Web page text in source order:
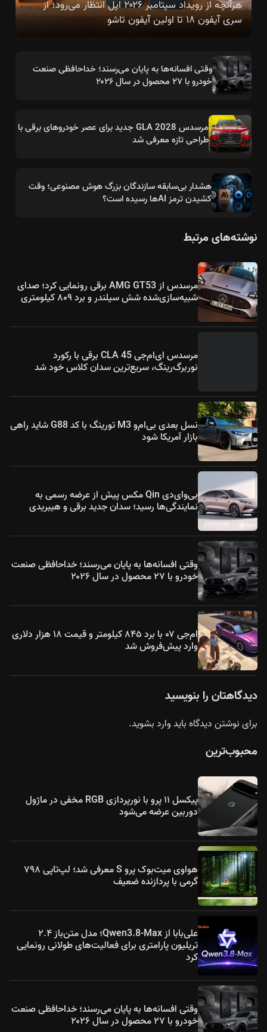
هرآنچه از رویداد سپتامبر ۲۰۲۶ اپل انتظار می‌رود؛ از
سری آیفون ۱۸ تا اولین آیفون تاشو
وقتی افسانه‌ها به پایان می‌رسند؛ خداحافظی صنعت
خودرو با ۲۷ محصول در سال ۲۰۲۶
مرسدس GLA 2028 جدید برای عصر خودروهای برقی با
طراحی تازه معرفی شد
هشدار بی‌سابقه سازندگان بزرگ هوش مصنوعی؛ وقت
کشیدن ترمز AIها رسیده است؟
نوشته‌های مرتبط
مرسدس از AMG GT53 برقی رونمایی کرد؛ صدای
شبیه‌سازی‌شده شش سیلندر و برد ۸۰۹ کیلومتری
مرسدس ای‌ام‌جی CLA 45 برقی با رکورد
نوربرگ‌رینگ، سریع‌ترین سدان کلاس خود شد
نسل بعدی بی‌ام‌و M3 تورینگ با کد G88 شاید راهی
بازار آمریکا شود
بی‌وای‌دی Qin مکس پیش از عرضه رسمی به
نمایندگی‌ها رسید؛ سدان جدید برقی و هیبریدی
وقتی افسانه‌ها به پایان می‌رسند؛ خداحافظی صنعت
خودرو با ۲۷ محصول در سال ۲۰۲۶
ام‌جی ۰۷ با برد ۸۴۵ کیلومتر و قیمت ۱۸ هزار دلاری
وارد پیش‌فروش شد
دیدگاهتان را بنویسید
برای نوشتن دیدگاه بایدوارد بشوید.
محبوب‌ترین
پیکسل ۱۱ پرو با نورپردازی RGB مخفی در ماژول
دوربین عرضه می‌شود
هواوی میت‌بوک پرو S معرفی شد؛ لپ‌تاپی ۷۹۸
گرمی با پردازنده ضعیف
علی‌بابا از Qwen3.8-Max؛ مدل متن‌باز ۲.۴
تریلیون پارامتری برای فعالیت‌های طولانی رونمایی
کرد
وقتی افسانه‌ها به پایان می‌رسند؛ خداحافظی صنعت
خودرو با ۲۷ محصول در سال ۲۰۲۶